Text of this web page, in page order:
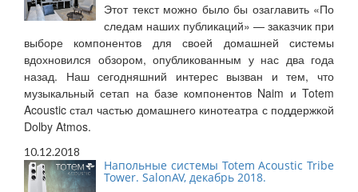
Этот текст можно было бы озаглавить «По
следам наших публикаций» — заказчик при
выборе компонентов для своей домашней системы
вдохновился обзором, опубликованным у нас два года
назад. Наш сегодняшний интерес вызван и тем, что
музыкальный сетап на базе компонентов Naim и Totem
Acoustic стал частью домашнего кинотеатра с поддержкой
Dolby Atmos.
10.12.2018
Напольные системы Totem Acoustic Tribe
Tower. SalonAV, декабрь 2018.